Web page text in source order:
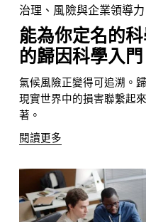
治理、風險與企業領導力
能為你定名的
的歸因科學入門
氣候風險正變得可追溯。
現實世界中的損害聯繫起
著。
閱讀更多